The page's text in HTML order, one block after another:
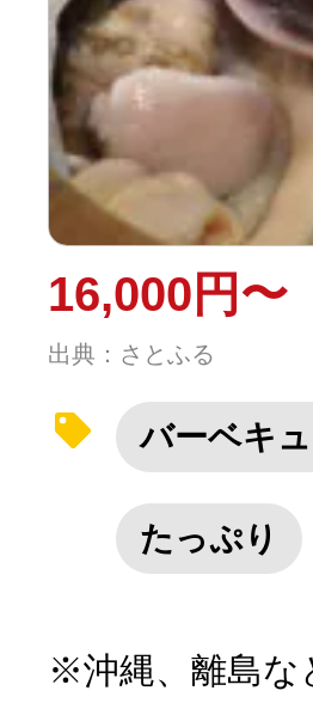
16,000円〜
出典：さとふる
バーベキ
たっぷり
※沖縄、離島な